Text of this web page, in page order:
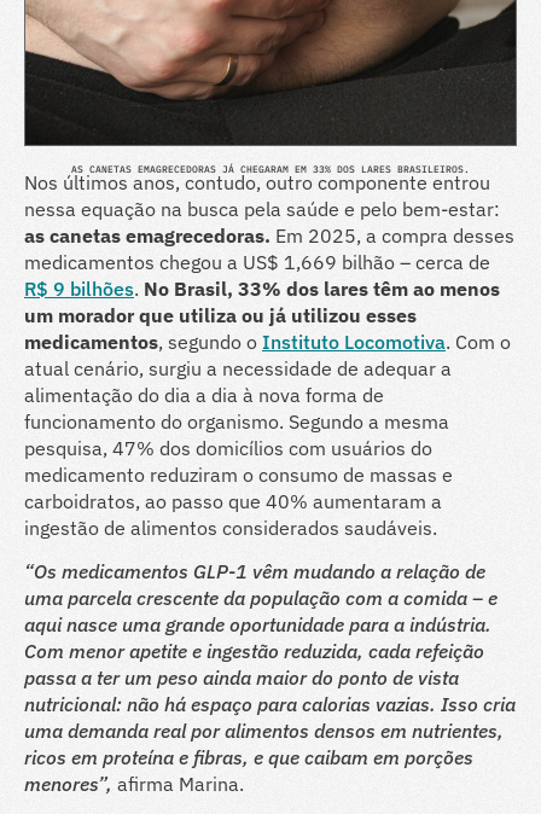
AS CANETAS EMAGRECEDORAS JÁ CHEGARAM EM 33% DOS LARES BRASILEIROS.
Nos últimos anos, contudo, outro componente entrou
nessa equação na busca pela saúde e pelo bem-estar:
as canetas emagrecedoras. Em 2025, a compra desses
medicamentos chegou a US$ 1,669 bilhão – cerca de
R$ 9 bilhões. No Brasil, 33% dos lares têm ao menos
um morador que utiliza ou já utilizou esses
medicamentos, segundo o Instituto Locomotiva. Com o
atual cenário, surgiu a necessidade de adequar a
alimentação do dia a dia à nova forma de
funcionamento do organismo. Segundo a mesma
pesquisa, 47% dos domicílios com usuários do
medicamento reduziram o consumo de massas e
carboidratos, ao passo que 40% aumentaram a
ingestão de alimentos considerados saudáveis.
“Os medicamentos GLP-1 vêm mudando a relação de
uma parcela crescente da população com a comida – e
aqui nasce uma grande oportunidade para a indústria.
Com menor apetite e ingestão reduzida, cada refeição
passa a ter um peso ainda maior do ponto de vista
nutricional: não há espaço para calorias vazias. Isso cria
uma demanda real por alimentos densos em nutrientes,
ricos em proteína e fibras, e que caibam em porções
menores”, afirma Marina.